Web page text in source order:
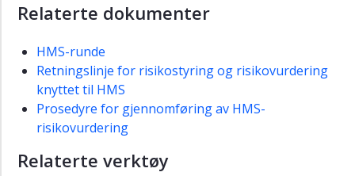
Relaterte dokumenter
HMS-runde
Retningslinje for risikostyring og risikovurdering
knyttet til HMS
Prosedyre for gjennomføring av HMS-
risikovurdering
Relaterte verktøy